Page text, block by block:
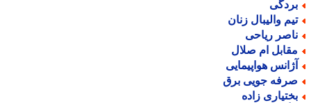
والیبال زنان
ریاحی
ام صلال
هواپیمایی
جویی برق
زاده